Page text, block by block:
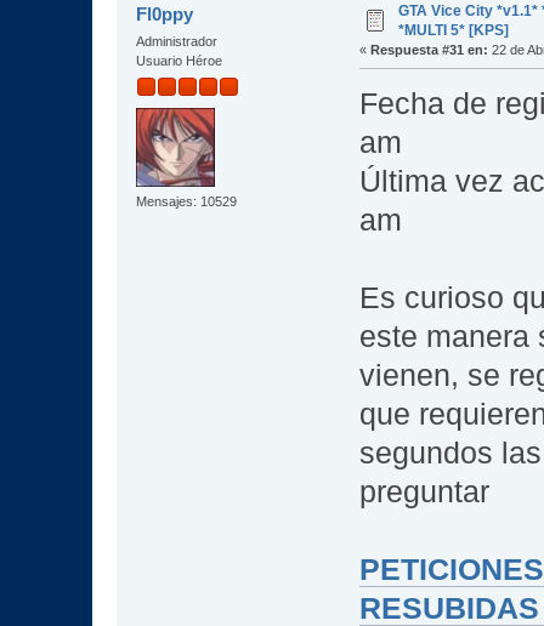
Fl0ppy
Administrador
Usuario Héroe
Mensajes: 10529
GTA Vice City *v1.1*
*MULTI 5* [KPS]
« Respuesta #31 en: 22 de
Fecha de
am
Última vez
am
Es curioso
este manera
vienen, se
que
segundos
preguntar